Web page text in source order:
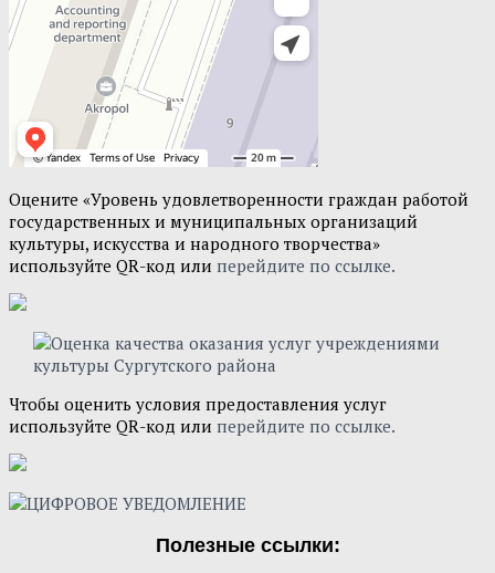
Оцените «Уровень удовлетворенности граждан работой
государственных и муниципальных организаций
культуры, искусства и народного творчества»
используйте QR-код или перейдите по ссылке.
Чтобы оценить условия предоставления услуг
используйте QR-код или перейдите по ссылке.
Полезные ссылки: